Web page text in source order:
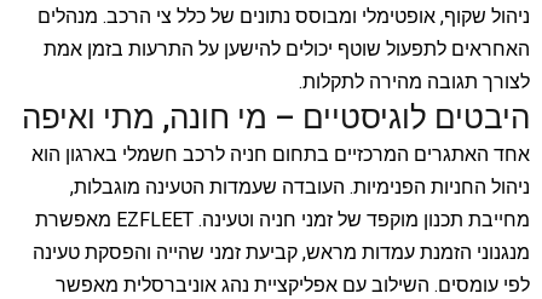
ניהול שקוף, אופטימלי ומבוסס נתונים של כלל צי הרכב. מנהלים
האחראים לתפעול שוטף יכולים להישען על התרעות בזמן אמת
לצורך תגובה מהירה לתקלות.
היבטים לוגיסטיים – מי חונה, מתי ואיפה
אחד האתגרים המרכזיים בתחום חניה לרכב חשמלי בארגון הוא
ניהול החניות הפנימיות. העובדה שעמדות הטעינה מוגבלות,
מחייבת תכנון מוקפד של זמני חניה וטעינה. EZFLEET מאפשרת
מנגנוני הזמנת עמדות מראש, קביעת זמני שהייה והפסקת טעינה
לפי עומסים. השילוב עם אפליקציית נהג אוניברסלית מאפשר